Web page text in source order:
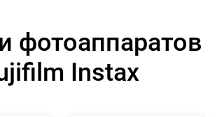
фотоаппаратов
Instax